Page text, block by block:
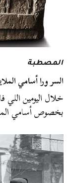
المصطبة
السر ورا أسامي
خلال اليومين اللي
بخصوص أسامي